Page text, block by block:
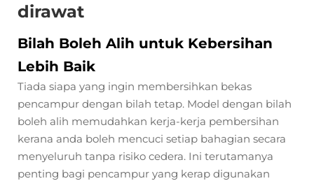
dirawat
Bilah Boleh Alih untuk Kebersihan
Lebih Baik
Tiada siapa yang ingin membersihkan bekas
pencampur dengan bilah tetap. Model dengan bilah
boleh alih memudahkan kerja-kerja pembersihan
kerana anda boleh mencuci setiap bahagian secara
menyeluruh tanpa risiko cedera. Ini terutamanya
penting bagi pencampur yang kerap digunakan